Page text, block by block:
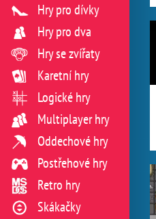
Hry pro dívky
Hry pro dva
Hry se zvířaty
Karetní hry
Logické hry
Multiplayer hry
Oddechové hry
Postřehové hry
Retro hry
Skákačky